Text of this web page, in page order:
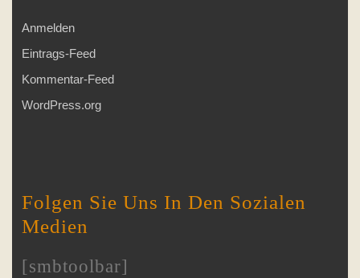
Anmelden
Eintrags-Feed
Kommentar-Feed
WordPress.org
Folgen Sie Uns In Den Sozialen
Medien
[smbtoolbar]